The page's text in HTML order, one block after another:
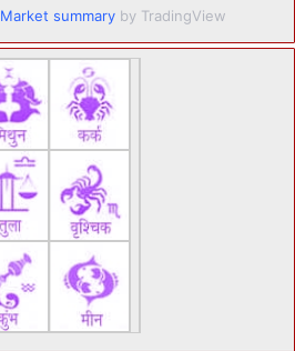
Market summary by TradingView